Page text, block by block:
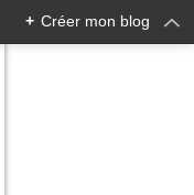
+ Créer mon blog